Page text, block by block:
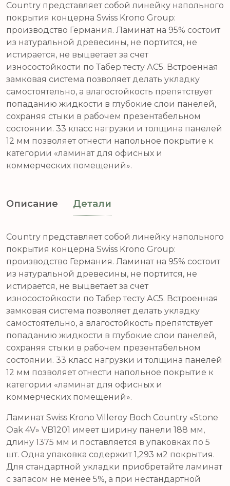
Country представляет собой линейку напольного
покрытия концерна Swiss Krono Group:
производство Германия. Ламинат на 95% состоит
из натуральной древесины, не портится, не
истирается, не выцветает за счет
износостойкости по Табер тесту АС5. Встроенная
замковая система позволяет делать укладку
самостоятельно, а влагостойкость препятствует
попаданию жидкости в глубокие слои панелей,
сохраняя стыки в рабочем презентабельном
состоянии. 33 класс нагрузки и толщина панелей
12 мм позволяет отнести напольное покрытие к
категории «ламинат для офисных и
коммерческих помещений».
Описание Детали
Country представляет собой линейку напольного
покрытия концерна Swiss Krono Group:
производство Германия. Ламинат на 95% состоит
из натуральной древесины, не портится, не
истирается, не выцветает за счет
износостойкости по Табер тесту АС5. Встроенная
замковая система позволяет делать укладку
самостоятельно, а влагостойкость препятствует
попаданию жидкости в глубокие слои панелей,
сохраняя стыки в рабочем презентабельном
состоянии. 33 класс нагрузки и толщина панелей
12 мм позволяет отнести напольное покрытие к
категории «ламинат для офисных и
коммерческих помещений».
Ламинат Swiss Krono Villeroy Boch Country «Stone
Oak 4V» VB1201 имеет ширину панели 188 мм,
длину 1375 мм и поставляется в упаковках по 5
шт. Одна упаковка содержит 1,293 м2 покрытия.
Для стандартной укладки приобретайте ламинат
с запасом не менее 5%, а при нестандартной